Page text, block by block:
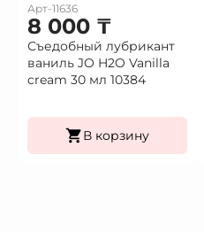
Арт-11636
8 000 ₸
Съедобный лубрикант
ваниль JO H2O Vanilla
cream 30 мл 10384
В корзину